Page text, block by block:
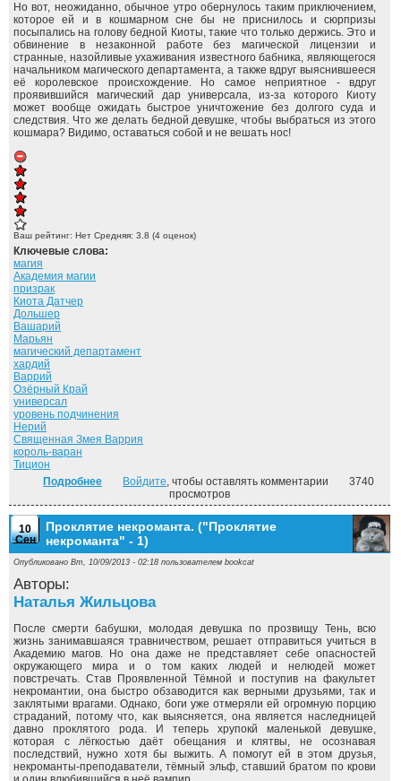
Но вот, неожиданно, обычное утро обернулось таким приключением,
которое ей и в кошмарном сне бы не приснилось и сюрпризы
посыпались на голову бедной Киоты, такие что только держись. Это и
обвинение в незаконной работе без магической лицензии и
странные, назойливые ухаживания известного бабника, являющегося
начальником магического департамента, а также вдруг выяснившееся
её королевское происхождение. Но самое неприятное - вдруг
проявившийся магический дар универсала, из-за которого Киоту
может вообще ожидать быстрое уничтожение без долгого суда и
следствия. Что же делать бедной девушке, чтобы выбраться из этого
кошмара? Видимо, оставаться собой и не вешать нос!
Ваш рейтинг: Нет Средняя: 3.8 (4 оценок)
Ключевые слова:
магия
Академия магии
призрак
Киота Датчер
Дольшер
Вашарий
Марьян
магический департамент
хардий
Варрий
Озёрный Край
универсал
уровень подчинения
Нерий
Священная Змея Варрия
король-варан
Тицион
Подробнее о Лицензия. ("Частная магическая практика" - 1)
Войдите, чтобы оставлять комментарии
3740
просмотров
10
Сен
Проклятие некроманта. ("Проклятие
некроманта" - 1)
Опубликовано Вт, 10/09/2013 - 02:18 пользователем bookcat
Авторы:
Наталья Жильцова
После смерти бабушки, молодая девушка по прозвищу Тень, всю
жизнь занимавшаяся травничеством, решает отправиться учиться в
Академию магов. Но она даже не представляет себе опасностей
окружающего мира и о том каких людей и нелюдей может
повстречать. Став Проявленной Тёмной и поступив на факультет
некромантии, она быстро обзаводится как верными друзьями, так и
заклятыми врагами. Однако, боги уже отмеряли ей огромную порцию
страданий, потому что, как выясняется, она является наследницей
давно проклятого рода. И теперь хрупокй маленькой девушке,
которая с лёгкостью даёт обещания и клятвы, не осознавая
последствий, нужно хотя бы выжить. А помогут ей в этом друзья,
некроманты-преподаватели, тёмный эльф, ставший братом по крови